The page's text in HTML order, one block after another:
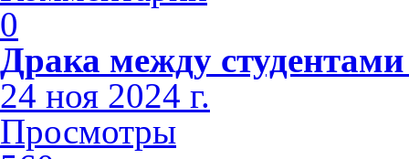
0
Драка между
24 ноя 2024 г.
Просмотры